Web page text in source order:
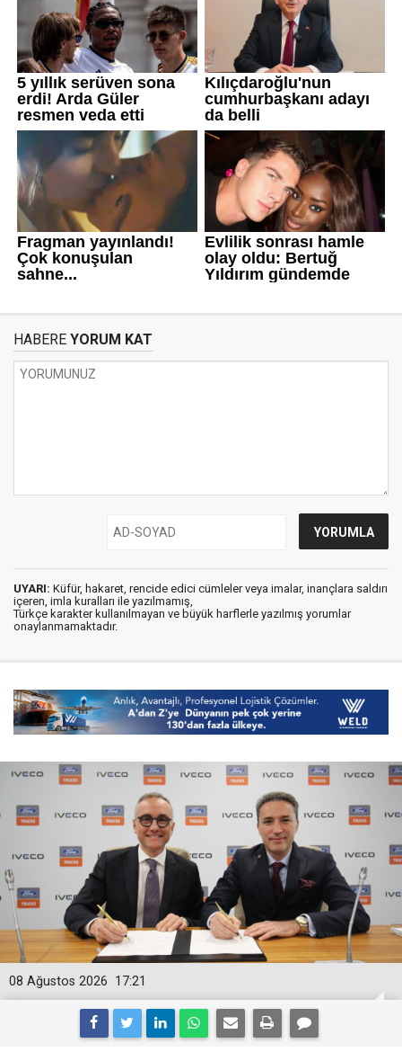
HABERE YORUM KAT
UYARI: Küfür, hakaret, rencide edici cümleler veya imalar, inançlara saldırı
içeren, imla kuralları ile yazılmamış,
Türkçe karakter kullanılmayan ve büyük harflerle yazılmış yorumlar
onaylanmamaktadır.
17:21
08 Ağustos 2026